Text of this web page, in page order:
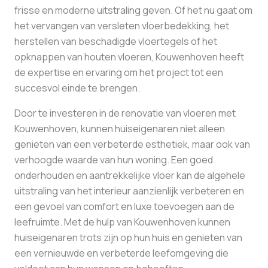
frisse en moderne uitstraling geven. Of het nu gaat om
het vervangen van versleten vloerbedekking, het
herstellen van beschadigde vloertegels of het
opknappen van houten vloeren, Kouwenhoven heeft
de expertise en ervaring om het project tot een
succesvol einde te brengen.
Door te investeren in de renovatie van vloeren met
Kouwenhoven, kunnen huiseigenaren niet alleen
genieten van een verbeterde esthetiek, maar ook van
verhoogde waarde van hun woning. Een goed
onderhouden en aantrekkelijke vloer kan de algehele
uitstraling van het interieur aanzienlijk verbeteren en
een gevoel van comfort en luxe toevoegen aan de
leefruimte. Met de hulp van Kouwenhoven kunnen
huiseigenaren trots zijn op hun huis en genieten van
een vernieuwde en verbeterde leefomgeving die